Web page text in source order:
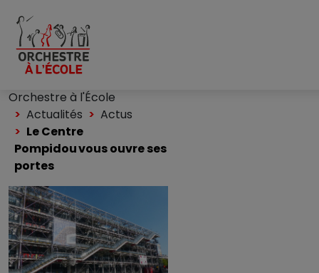
Orchestre à l'École
Actualités
Actus
Le Centre
Pompidou vous ouvre ses
portes